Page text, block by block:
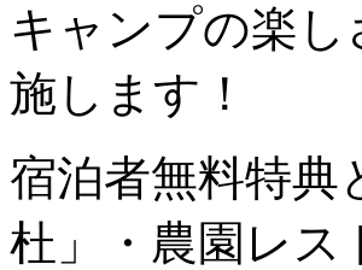
キャンプの楽
施します！
宿泊者無料特典
杜」・農園レス